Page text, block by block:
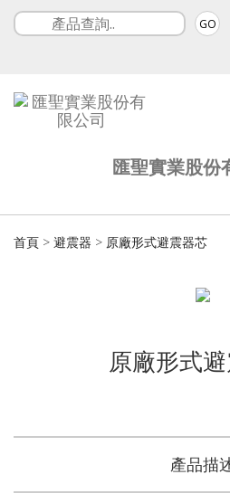
GO
匯聖實業股份
首頁 > 避震器 > 原廠形式避震器芯
原廠形式
產品描